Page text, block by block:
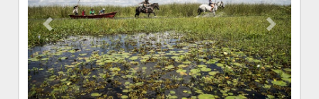
Previous Next